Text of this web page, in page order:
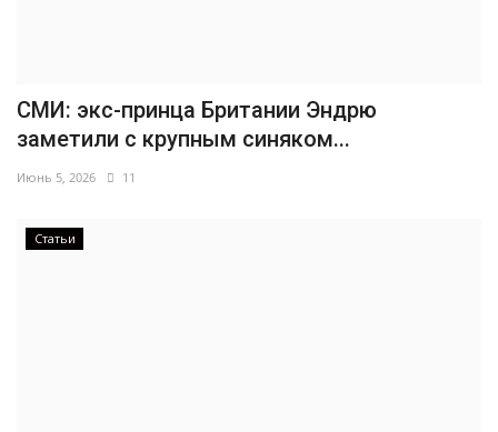
СМИ: экс-принца Британии Эндрю
заметили с крупным синяком...
Июнь 5, 2026 11
Статьи